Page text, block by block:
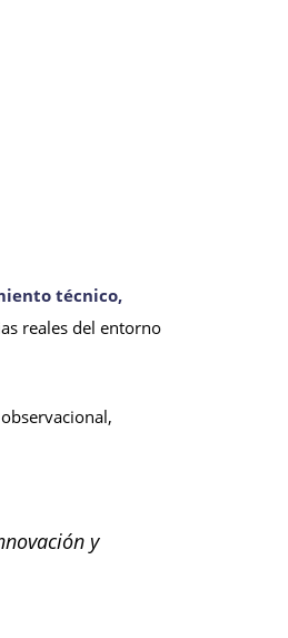
técnico,
reales del entorno
y